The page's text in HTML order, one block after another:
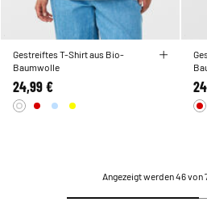
Gestreiftes T-Shirt aus Bio-
Baumwolle
24,99 €
Angezeigt werden 46 von